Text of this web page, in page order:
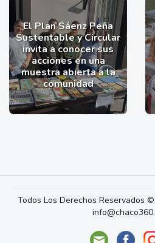
El Plan Sáenz Peña
Sustentable y Circular
invita a conocer sus
acciones en una
muestra abierta a la
comunidad
Todos Los Derechos Reservados